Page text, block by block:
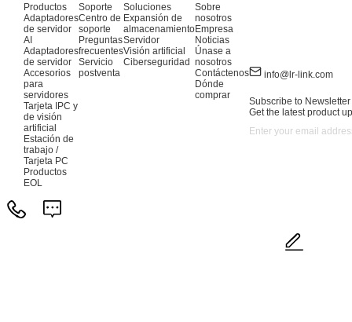
Productos
Adaptadores
de servidor
AI
Adaptadores
de servidor
Accesorios
para
servidores
Tarjeta IPC y
de visión
artificial
Estación de
trabajo /
Tarjeta PC
Productos
EOL
Soporte
Centro de
soporte
Preguntas
frecuentes
Servicio
postventa
Soluciones
Expansión de
almacenamiento
Servidor
Visión artificial
Ciberseguridad
Sobre
nosotros
Empresa
Noticias
Únase a
nosotros
Contáctenos
Dónde
comprar
info@lr-link.com
Subscribe to Newsletter
Get the latest product